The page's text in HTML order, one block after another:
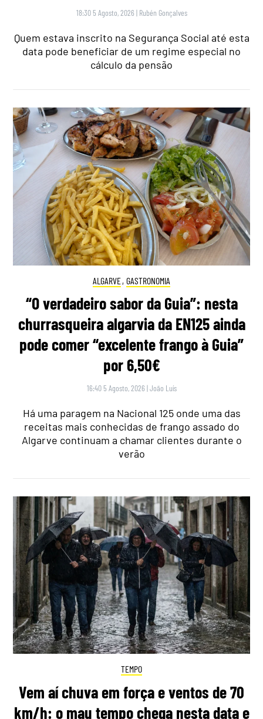
18:30 5 Agosto, 2026 | Rubén Gonçalves
Quem estava inscrito na Segurança Social até esta
data pode beneficiar de um regime especial no
cálculo da pensão
ALGARVE, GASTRONOMIA
“O verdadeiro sabor da Guia”: nesta
churrasqueira algarvia da EN125 ainda
pode comer “excelente frango à Guia”
por 6,50€
16:40 5 Agosto, 2026 |João Luís
Há uma paragem na Nacional 125 onde uma das
receitas mais conhecidas de frango assado do
Algarve continuam a chamar clientes durante o
verão
TEMPO
Vem aí chuva em força e ventos de 70
km/h: o mau tempo chega nesta data e